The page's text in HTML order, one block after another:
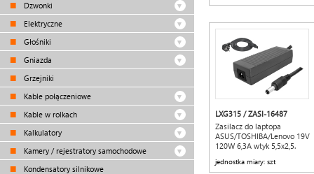
Dzwonki
Elektryczne
Głośniki
Gniazda
Grzejniki
Kable połączeniowe
Kable w rolkach
Kalkulatory
Kamery / rejestratory samochodowe
Kondensatory silnikowe
LXG315 / ZASI-16487
Zasilacz do laptopa
ASUS/TOSHIBA/Lenovo 19V
120W 6,3A wtyk 5,5x2,5.
jednostka miary: szt